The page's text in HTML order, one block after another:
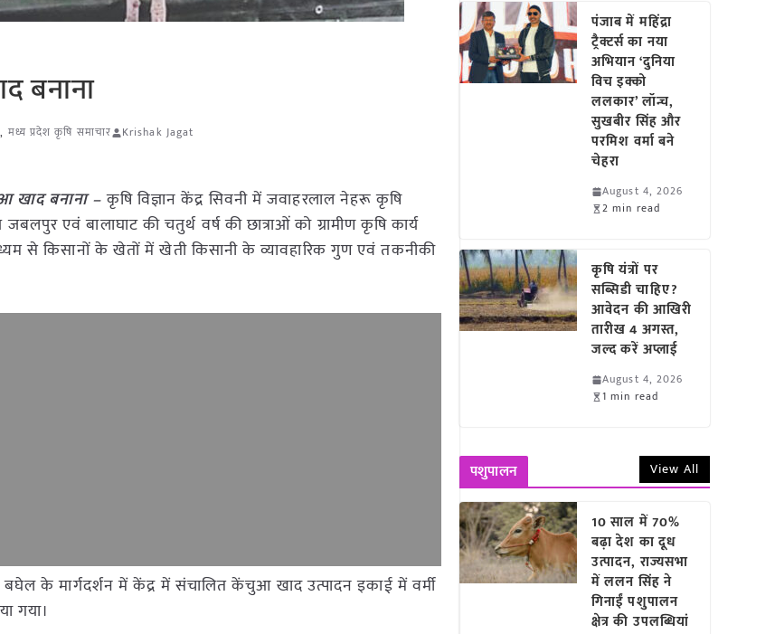
बनाना
, मध्य प्रदेश कृषि समाचार Krishak Jagat
खाद बनाना –कृषि विज्ञान केंद्र सिवनी में जवाहरलाल नेहरू कृषि
एवं बालाघाट की चतुर्थ वर्ष की छात्राओं को ग्रामीण कृषि कार्य
से किसानों के खेतों में खेती किसानी के व्यावहारिक गुण एवं तकनीकी
बघेल के मार्गदर्शन में केंद्र में संचालित केंचुआ खाद उत्पादन इकाई में वर्मी
गया।
पंजाब में महिंद्रा
ट्रैक्टर्स का नया
अभियान ‘दुनिया
विच इक्को
ललकार’ लॉन्च,
सुखबीर सिंह और
परमिश वर्मा बने
चेहरा
August 4, 2026
2 min read
कृषि यंत्रों पर
सब्सिडी चाहिए?
आवेदन की आखिरी
तारीख 4 अगस्त,
जल्द करें अप्लाई
August 4, 2026
1 min read
पशुपालन View All
10 साल में 70%
बढ़ा देश का दूध
उत्पादन, राज्यसभा
में ललन सिंह ने
गिनाईं पशुपालन
क्षेत्र की उपलब्धियां